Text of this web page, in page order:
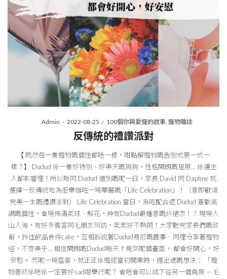
ByAdmin
Posted
2022-08-25
Posted
in
100個你與愛寵的故事 寵物雜誌
反傳統的禮讚派對
【 既然每一隻寵物嘅個性都唔一樣，咁點解寵物嘅告別式要一式一
樣？】 Dudud 係一隻好特別、好樂天嘅狗狗，性格開朗嘅程度… 係連主
人都影響埋！所以喺同 Dudud 道別嘅呢一日，家長 David 同 Daphne 就
選擇一反傳統地為佢舉辦咗一場華麗嘅「Life Celebration」！（意即歌頌
完美一生嘅禮讚派對） Life Celebration 當日，為咗配合返 Dudud 喜歡高
調嘅個性，會場佈滿氣球、鮮花，仲有Dudud最鍾意嘅紗裙添！ ? 現場人
山人海，有好多賓客同毛朋友到訪，氣氛好不熱鬧！大家聽完家長們嘅致
辭，拎住飲品食件cake，互相訴說著Dudud身前嘅趣事、同埋分享著寵物
經，不亦樂乎… 相信開朗嘅Dudud喺天上見到呢個畫面， 都會好開心，好
安慰。 而呢一場盛宴，就正正係寵諾當初開業時，提出過嘅想法： 「寵
物善終係唔係一定要好sad咁舉行呢？ 會唔會可以試下從另一個角度 — 毛